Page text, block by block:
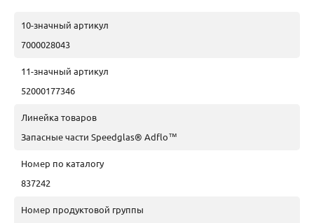
10-значный артикул
7000028043
11-значный артикул
52000177346
Линейка товаров
Запасные части Speedglas® Adflo™
Номер по каталогу
837242
Номер продуктовой группы